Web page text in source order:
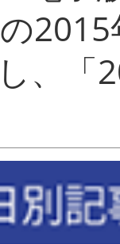
、「